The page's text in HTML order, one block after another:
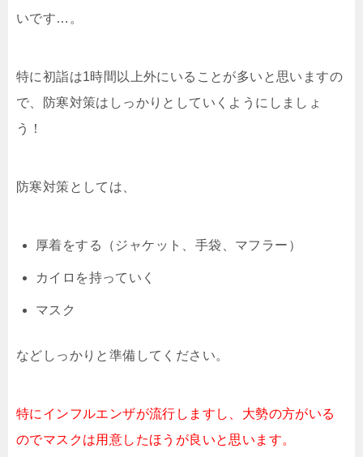
いです…。
特に初詣は1時間以上外にいることが多いと思いますの
で、防寒対策はしっかりとしていくようにしましょ
う！
防寒対策としては、
厚着をする（ジャケット、手袋、マフラー）
カイロを持っていく
マスク
などしっかりと準備してください。
特にインフルエンザが流行しますし、大勢の方がいる
のでマスクは用意したほうが良いと思います。